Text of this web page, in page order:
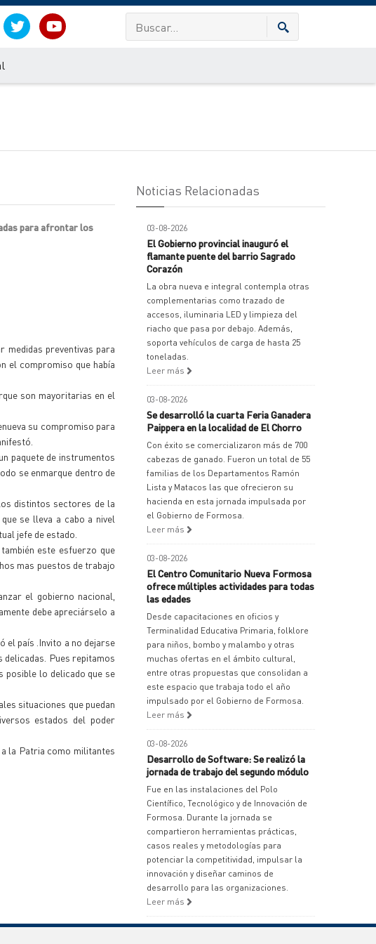
para afrontar los
preventivas para
el compromiso que había
son mayoritarias en el
su compromiso para
paquete de instrumentos
se enmarque dentro de
distintos sectores de la
se lleva a cabo a nivel
jefe de estado.
este esfuerzo que
mas puestos de trabajo
el gobierno nacional,
debe apreciárselo a
el país .Invito a no dejarse
Pues repitamos
posible lo delicado que se
situaciones que puedan
estados del poder
la Patria como militantes
Noticias Relacionadas
03-08-2026
El Gobierno provincial inauguró el
flamante puente del barrio Sagrado
Corazón
La obra nueva e integral contempla otras
complementarias como trazado de
accesos, iluminaria LED y limpieza del
riacho que pasa por debajo. Además,
soporta vehículos de carga de hasta 25
toneladas.
Leer más
03-08-2026
Se desarrolló la cuarta Feria Ganadera
Paippera en la localidad de El Chorro
Con éxito se comercializaron más de 700
cabezas de ganado. Fueron un total de 55
familias de los Departamentos Ramón
Lista y Matacos las que ofrecieron su
hacienda en esta jornada impulsada por
el Gobierno de Formosa.
Leer más
03-08-2026
El Centro Comunitario Nueva Formosa
ofrece múltiples actividades para todas
las edades
Desde capacitaciones en oficios y
Terminalidad Educativa Primaria, folklore
para niños, bombo y malambo y otras
muchas ofertas en el ámbito cultural,
entre otras propuestas que consolidan a
este espacio que trabaja todo el año
impulsado por el Gobierno de Formosa.
Leer más
03-08-2026
Desarrollo de Software: Se realizó la
jornada de trabajo del segundo módulo
Fue en las instalaciones del Polo
Científico, Tecnológico y de Innovación de
Formosa. Durante la jornada se
compartieron herramientas prácticas,
casos reales y metodologías para
potenciar la competitividad, impulsar la
innovación y diseñar caminos de
desarrollo para las organizaciones.
Leer más